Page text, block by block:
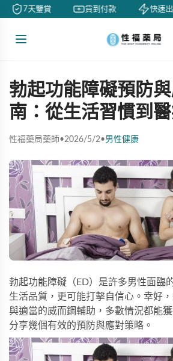
7天鑒賞 貨到付款 快速出
勃起功能障礙預防
南：從生活習慣到
性福藥局藥師•2026/5/2•男性健康
勃起功能障礙（ED）是許多男性面臨
生活品質，更可能打擊自信心。幸好
與適當的威而鋼輔助，多數情況都能
分享幾個有效的預防與應對策略。